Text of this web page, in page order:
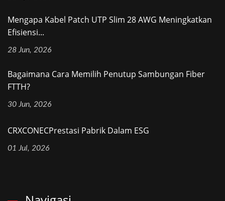
Mengapa Kabel Patch UTP Slim 28 AWG Meningkatkan
Efisiensi...
28 Jun, 2026
Bagaimana Cara Memilih Penutup Sambungan Fiber
FTTH?
30 Jun, 2026
CRXCONECPrestasi Pabrik Dalam ESG
01 Jul, 2026